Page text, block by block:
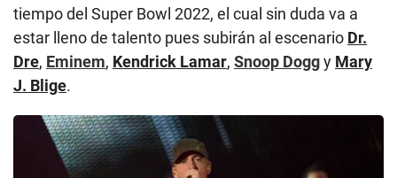
tiempo del Super Bowl 2022, el cual sin duda va a
estar lleno de talento pues subirán al escenario Dr.
Dre, Eminem, Kendrick Lamar, Snoop Doggy Mary
J. Blige.